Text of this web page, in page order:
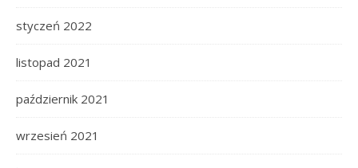
styczeń 2022
listopad 2021
październik 2021
wrzesień 2021